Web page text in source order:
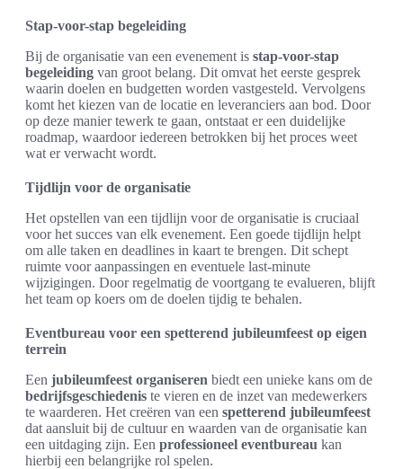
Stap-voor-stap begeleiding
Bij de organisatie van een evenement is stap-voor-stap
begeleiding van groot belang. Dit omvat het eerste gesprek
waarin doelen en budgetten worden vastgesteld. Vervolgens
komt het kiezen van de locatie en leveranciers aan bod. Door
op deze manier tewerk te gaan, ontstaat er een duidelijke
roadmap, waardoor iedereen betrokken bij het proces weet
wat er verwacht wordt.
Tijdlijn voor de organisatie
Het opstellen van een tijdlijn voor de organisatie is cruciaal
voor het succes van elk evenement. Een goede tijdlijn helpt
om alle taken en deadlines in kaart te brengen. Dit schept
ruimte voor aanpassingen en eventuele last-minute
wijzigingen. Door regelmatig de voortgang te evalueren, blijft
het team op koers om de doelen tijdig te behalen.
Eventbureau voor een spetterend jubileumfeest op eigen
terrein
Een jubileumfeest organiseren biedt een unieke kans om de
bedrijfsgeschiedenis te vieren en de inzet van medewerkers
te waarderen. Het creëren van een spetterend jubileumfeest
dat aansluit bij de cultuur en waarden van de organisatie kan
een uitdaging zijn. Een professioneel eventbureau kan
hierbij een belangrijke rol spelen.